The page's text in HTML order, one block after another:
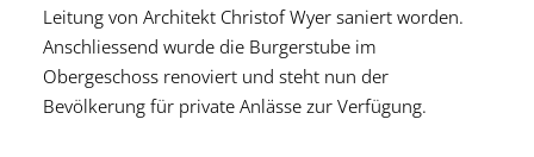
Leitung von Architekt Christof Wyer saniert worden.
Anschliessend wurde die Burgerstube im
Obergeschoss renoviert und steht nun der
Bevölkerung für private Anlässe zur Verfügung.